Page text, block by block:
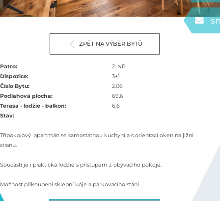
ZPĚT NA VÝBĚR BYTŮ
Patro:
2. NP
Dispozice:
3+1
Číslo Bytu:
2.06
Podlahová plocha:
69,6
Terasa - lodžie - balkon:
6,6
Stav:
Třípokojový apartmán se samostatnou kuchyní a s orientací oken na jižní
stranu.
Součástí je i praktická lodžie s přístupem z obývacího pokoje.
Možnost přikoupení sklepní kóje a parkovacího stání.